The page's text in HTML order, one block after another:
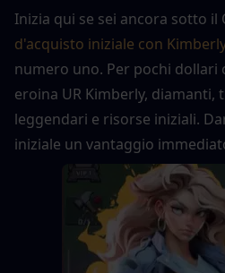
Inizia qui se sei ancora sotto il
d'acquisto iniziale con
numero uno. Per pochi
eroina UR Kimberly,
leggendari e risorse iniziali.
iniziale un vantaggio